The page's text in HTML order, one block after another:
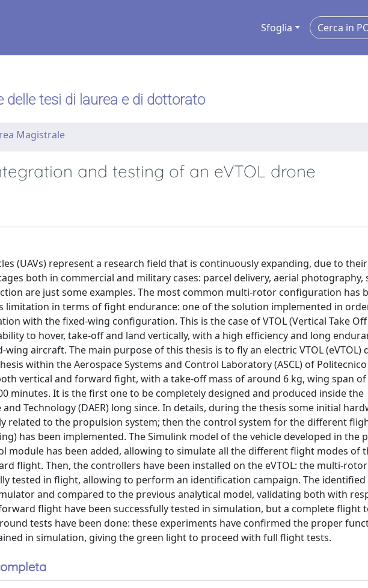
Sfoglia
delle tesi di laurea e di dottorato
Magistrale
and testing of an eVTOL drone
(UAVs) represent a research field that is continuously expanding, due to
both in commercial and military cases: parcel delivery, aerial photography,
are just some examples. The most common multi-rotor configuration has
limitation in terms of fight endurance: one of the solution implemented in
with the fixed-wing configuration. This is the case of VTOL (Vertical Take
to hover, take-off and land vertically, with a high efficiency and long
aircraft. The main purpose of this thesis is to fly an electric VTOL (eVTOL)
within the Aerospace Systems and Control Laboratory (ASCL) of
vertical and forward fight, with a take-off mass of around 6 kg, wing span of
minutes. It is the first one to be completely designed and produced inside the
Technology (DAER) long since. In details, during the thesis some initial
related to the propulsion system; then the control system for the different
has been implemented. The Simulink model of the vehicle developed in the
module has been added, allowing to simulate all the different flight modes of
flight. Then, the controllers have been installed on the eVTOL: the multi-rotor
tested in flight, allowing to perform an identification campaign. The identified
and compared to the previous analytical model, validating both with
flight have been successfully tested in simulation, but a complete flight
tests have been done: these experiments have confirmed the proper
in simulation, giving the green light to proceed with full flight tests.